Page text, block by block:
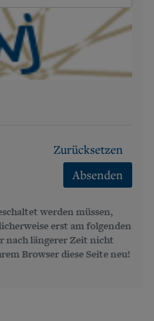
Zurücksetzen
Absenden
werden müssen,
erst am folgenden
nach längerer Zeit nicht
Browser diese Seite neu!